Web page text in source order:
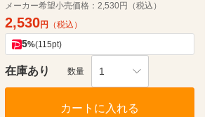
メーカー希望小売価格： 2,530円（税込）
2,530円 （税込）
5%(115pt)
在庫あり 数量 1
カートに入れる